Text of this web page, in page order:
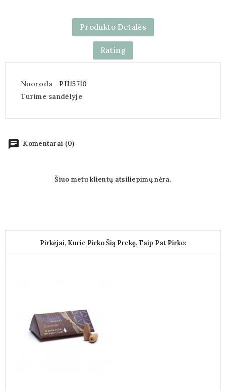
Produkto Detalės
Rating
Nuoroda PH15710
Turime sandėlyje
chat Komentarai (0)
Šiuo metu klientų atsiliepimų nėra.
Pirkėjai, Kurie Pirko Šią Prekę, Taip Pat Pirko: